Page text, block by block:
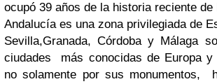
ocupó 39 años de la historia reciente de
Andalucía es una zona privilegiada de
Sevilla,Granada, Córdoba y Málaga
ciudades más conocidas de Europa y
no solamente por sus monumentos,